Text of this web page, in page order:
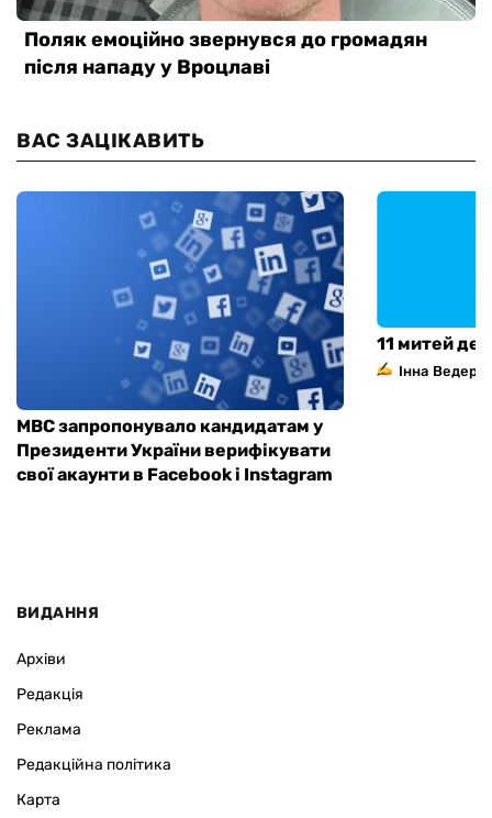
ВАС ЗАЦІКАВИТЬ
МВС запропонувало кандидатам у
Президенти України верифікувати
свої акаунти в Facebook і Instagram
11 митей
Інна
ВИДАННЯ
Архіви
Редакція
Реклама
Редакційна політика
Карта